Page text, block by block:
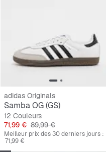
adidas Originals
Samba OG (GS)
12 Couleurs
Prix
71,99 € Prix original
89,99 €
Meilleur prix des 30 derniers jours :
71,99 €